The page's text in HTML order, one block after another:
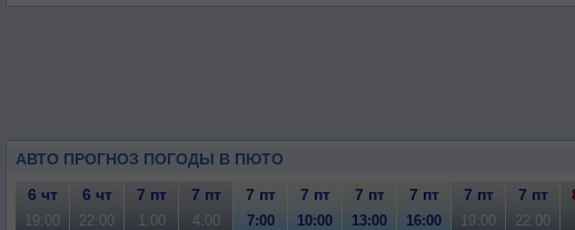
АВТО ПРОГНОЗ ПОГОДЫ В ПЮТО
6 чт 6 чт 7 пт 7 пт 7 пт 7 пт 7 пт 7 пт 7 пт 7 пт
19:00 22:00 1:00 4:00 7:00 10:00 13:00 16:00 19:00 22:00